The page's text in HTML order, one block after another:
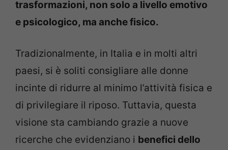
trasformazioni, non solo a livello emotivo
e psicologico, ma anche fisico.
Tradizionalmente, in Italia e in molti altri
paesi, si è soliti consigliare alle donne
incinte di ridurre al minimo l’attività fisica e
di privilegiare il riposo. Tuttavia, questa
visione sta cambiando grazie a nuove
ricerche che evidenziano i benefici dello